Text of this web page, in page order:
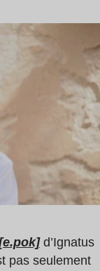
d’Ignatus
pas seulement